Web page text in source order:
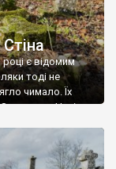
році є відомим
тоді не
чимало. Їх
Нині на
стер […]